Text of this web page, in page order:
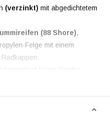
(verzinkt) mit abgedichtetem
(88 Shore),
Felge mit einem
oder kontaktieren Sie